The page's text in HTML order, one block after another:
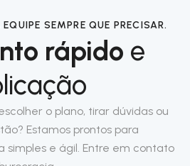
SEMPRE QUE PRECISAR.
rápido e
o plano, tirar dúvidas ou
Estamos prontos para
e ágil. Entre em contato